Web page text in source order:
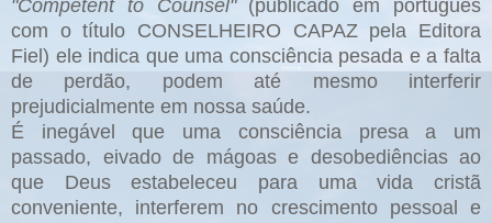
"Competent to Counsel"(publicado em português
com o título CONSELHEIRO CAPAZ pela Editora
Fiel) ele indica que uma consciência pesada e a falta
de perdão, podem até mesmo interferir
prejudicialmente em nossa saúde.
É inegável que uma consciência presa a um
passado, eivado de mágoas e desobediências ao
que Deus estabeleceu para uma vida cristã
conveniente, interferem no crescimento pessoal e